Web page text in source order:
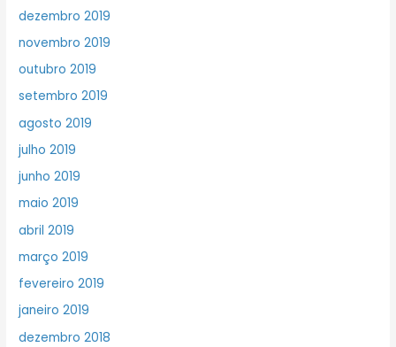
dezembro 2019
novembro 2019
outubro 2019
setembro 2019
agosto 2019
julho 2019
junho 2019
maio 2019
abril 2019
março 2019
fevereiro 2019
janeiro 2019
dezembro 2018